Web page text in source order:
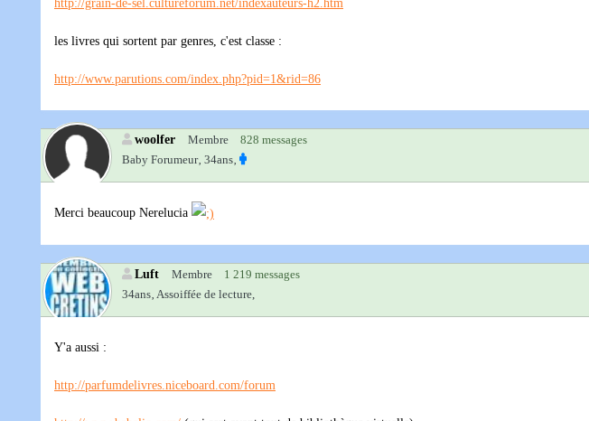
http://grain-de-sel.cultureforum.net/indexauteurs-h2.htm
les livres qui sortent par genres, c'est classe :
http://www.parutions.com/index.php?pid=1&rid=86
woolfer Membre 828 messages
Baby Forumeur‚ 34ans‚
Merci beaucoup Nerelucia
Luft Membre
1 219 messages
34ans‚ Assoiffée de lecture,
Y'a aussi :
http://parfumdelivres.niceboard.com/forum